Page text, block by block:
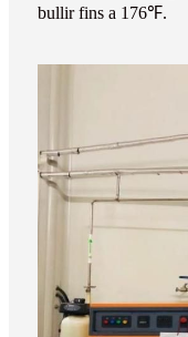
bullir fins a 176℉.